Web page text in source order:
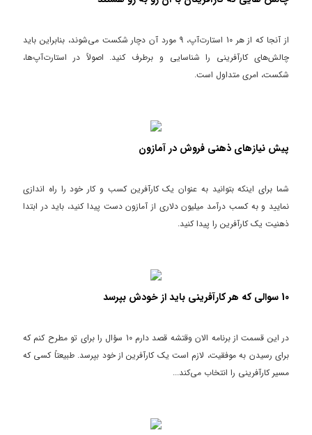
از آنجا که از هر 10 استارت‌آپ، 9 مورد آن دچار شکست می‌شوند، بنابراین باید
چالش‌های کارآفرینی را شناسایی و برطرف کنید. اصولاً در استارت‌آپ‌ها،
شکست، امری متداول است.
پیش نیازهای ذهنی فروش در آمازون
شما برای اینکه بتوانید به عنوان یک کارآفرین کسب و کار خود را راه اندازی
نمایید و به کسب درآمد میلیون دلاری از آمازون دست پیدا کنید، باید در ابتدا
ذهنیت یک کارآفرین را پیدا کنید.
10 سوالی که هر کارآفرینی باید از خودش بپرسد
در این قسمت از برنامه الان وقتشه قصد دارم 10 سؤال را برای تو مطرح کنم که
برای رسیدن به موفقیت، لازم است یک کارآفرین از خود بپرسد. طبیعتاً کسی که
مسیر کارآفرینی را انتخاب می‌کند...